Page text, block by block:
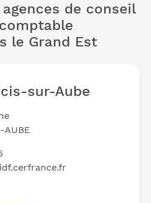
de conseil
le Grand Est
sur-Aube
AUBE